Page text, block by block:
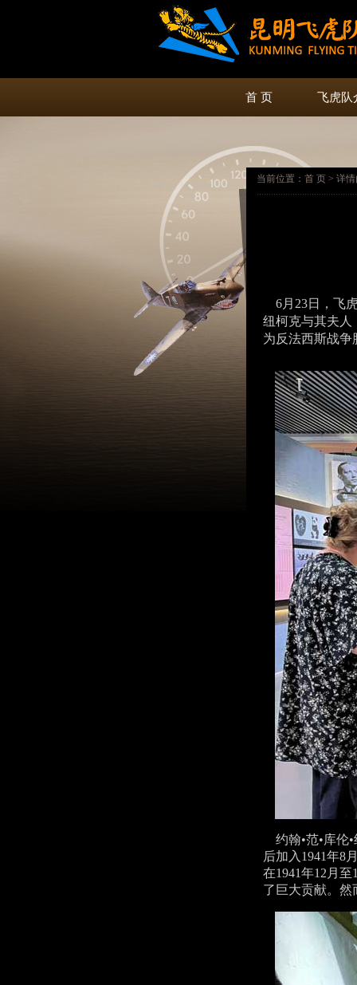
首 页 飞虎队
当前位置：首 页 > 详
6月23日，飞
纽柯克与其夫人
为反法西斯战
约翰•范•库伦
后加入1941年8
在1941年12月
了巨大贡献。然